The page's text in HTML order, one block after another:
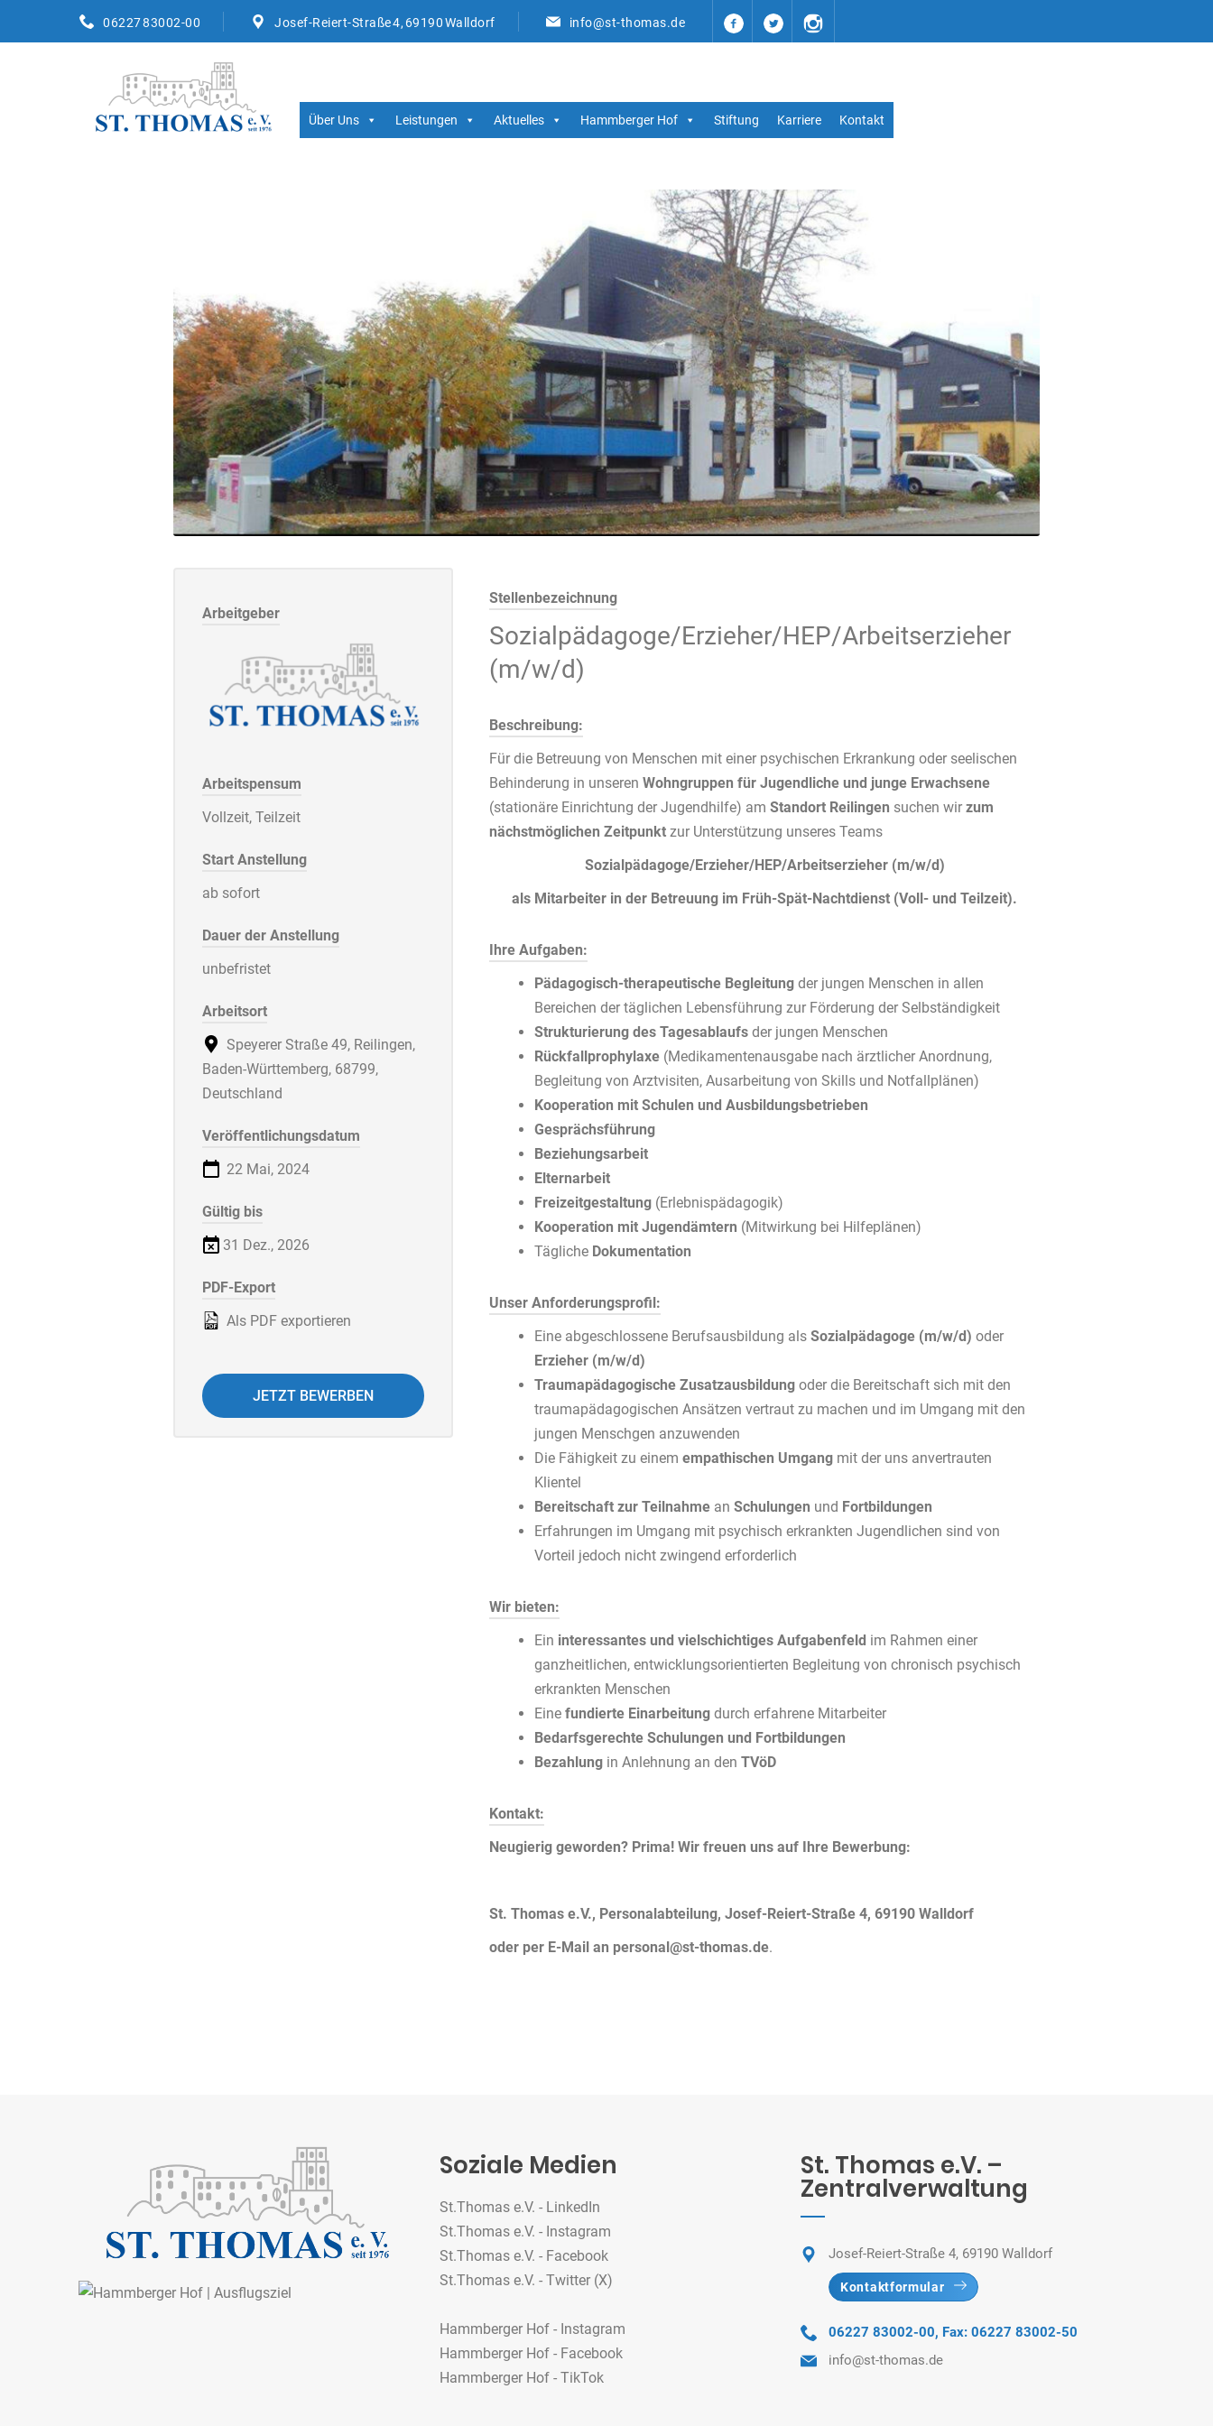
06227 83002-00 Josef-Reiert-Straße 4, 69190 Walldorf info@st-thomas.de
Über Uns Leistungen Aktuelles Hammberger Hof Stiftung Karriere Kontakt
Arbeitgeber
Arbeitspensum
Vollzeit, Teilzeit
Start Anstellung
ab sofort
Dauer der Anstellung
unbefristet
Arbeitsort
Speyerer Straße 49, Reilingen,
Baden-Württemberg, 68799,
Deutschland
Veröffentlichungsdatum
22 Mai, 2024
Gültig bis
31 Dez., 2026
PDF-Export
Als PDF exportieren
JETZT BEWERBEN
Stellenbezeichnung
Sozialpädagoge/Erzieher/HEP/Arbeitserzieher
(m/w/d)
Beschreibung:
Für die Betreuung von Menschen mit einer psychischen Erkrankung oder seelischen
Behinderung in unseren Wohngruppen für Jugendliche und junge Erwachsene
(stationäre Einrichtung der Jugendhilfe) am Standort Reilingen suchen wir zum
nächstmöglichen Zeitpunkt zur Unterstützung unseres Teams
Sozialpädagoge/Erzieher/HEP/Arbeitserzieher (m/w/d)
als Mitarbeiter in der Betreuung im Früh-Spät-Nachtdienst (Voll- und Teilzeit).
Ihre Aufgaben:
Pädagogisch-therapeutische Begleitung der jungen Menschen in allen
Bereichen der täglichen Lebensführung zur Förderung der Selbständigkeit
Strukturierung des Tagesablaufs der jungen Menschen
Rückfallprophylaxe (Medikamentenausgabe nach ärztlicher Anordnung,
Begleitung von Arztvisiten, Ausarbeitung von Skills und Notfallplänen)
Kooperation mit Schulen und Ausbildungsbetrieben
Gesprächsführung
Beziehungsarbeit
Elternarbeit
Freizeitgestaltung (Erlebnispädagogik)
Kooperation mit Jugendämtern (Mitwirkung bei Hilfeplänen)
Tägliche Dokumentation
Unser Anforderungsprofil:
Eine abgeschlossene Berufsausbildung als Sozialpädagoge (m/w/d) oder
Erzieher (m/w/d)
Traumapädagogische Zusatzausbildung oder die Bereitschaft sich mit den
traumapädagogischen Ansätzen vertraut zu machen und im Umgang mit den
jungen Menschgen anzuwenden
Die Fähigkeit zu einem empathischen Umgang mit der uns anvertrauten
Klientel
Bereitschaft zur Teilnahme an Schulungen und Fortbildungen
Erfahrungen im Umgang mit psychisch erkrankten Jugendlichen sind von
Vorteil jedoch nicht zwingend erforderlich
Wir bieten:
Ein interessantes und vielschichtiges Aufgabenfeld im Rahmen einer
ganzheitlichen, entwicklungsorientierten Begleitung von chronisch psychisch
erkrankten Menschen
Eine fundierte Einarbeitung durch erfahrene Mitarbeiter
Bedarfsgerechte Schulungen und Fortbildungen
Bezahlung in Anlehnung an den TVöD
Kontakt:
Neugierig geworden? Prima! Wir freuen uns auf Ihre Bewerbung:
St. Thomas e.V., Personalabteilung, Josef-Reiert-Straße 4, 69190 Walldorf
oder per E-Mail an personal@st-thomas.de.
Soziale Medien
St.Thomas e.V. - LinkedIn
St.Thomas e.V. - Instagram
St.Thomas e.V. - Facebook
St.Thomas e.V. - Twitter (X)
Hammberger Hof - Instagram
Hammberger Hof - Facebook
Hammberger Hof - TikTok
St. Thomas e.V. –
Zentralverwaltung
Josef-Reiert-Straße 4, 69190 Walldorf
Kontaktformular
06227 83002-00, Fax: 06227 83002-50
info@st-thomas.de